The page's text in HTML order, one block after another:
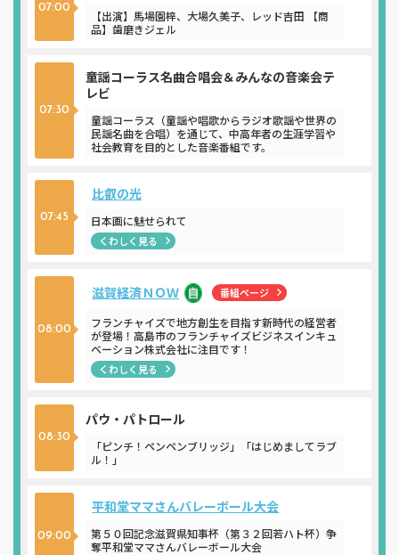
07:00
【出演】馬場園梓、大場久美子、レッド吉田 【商
品】歯磨きジェル
07:30
童謡コーラス名曲合唱会＆みんなの音楽会テ
レビ
童謡コーラス（童謡や唱歌からラジオ歌謡や世界の
民謡名曲を合唱）を通じて、中高年者の生涯学習や
社会教育を目的とした音楽番組です。
07:45
比叡の光
日本画に魅せられて
くわしく見る
08:00
滋賀経済ＮＯＷ 番組ページ
フランチャイズで地方創生を目指す新時代の経営者
が登場！高島市のフランチャイズビジネスインキュ
ベーション株式会社に注目です！
くわしく見る
08:30
パウ・パトロール
「ピンチ！ペンペンブリッジ」「はじめましてラブ
ル！」
09:00
平和堂ママさんバレーボール大会
第５０回記念滋賀県知事杯（第３２回若ハト杯）争
奪平和堂ママさんバレーボール大会